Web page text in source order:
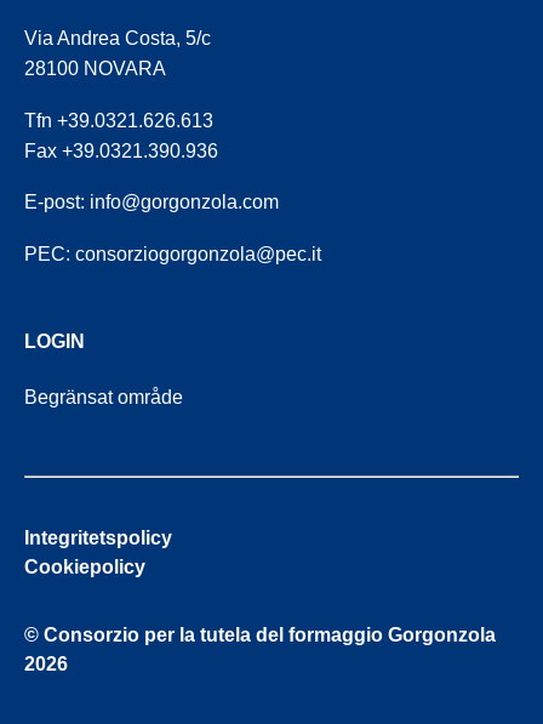
Via Andrea Costa, 5/c
28100 NOVARA
Tfn +39.0321.626.613
Fax +39.0321.390.936
E-post: info@gorgonzola.com
PEC: consorziogorgonzola@pec.it
LOGIN
Begränsat område
Integritetspolicy
Cookiepolicy
© Consorzio per la tutela del formaggio Gorgonzola
2026